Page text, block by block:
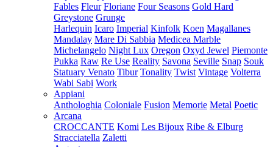
Fables Fleur Floriane Four Seasons Gold Hard
Greystone Grunge
Harlequin Icaro Imperial Kinfolk Koen Magallanes
Mandalay Mare Di Sabbia Medicea Marble
Michelangelo Night Lux Oregon Oxyd Jewel Piemonte
Pukka Raw Re Use Reality Savona Seville Snap Souk
Statuary Venato Tibur Tonality Twist Vintage Volterra
Wabi Sabi Work
Appiani
Anthologhia Coloniale Fusion Memorie Metal Poetic
Arcana
CROCCANTE Komi Les Bijoux Ribe & Elburg
Stracciatella Zaletti